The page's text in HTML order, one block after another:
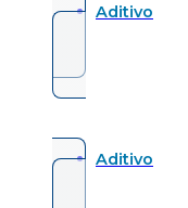
Aditivo
Aditivo